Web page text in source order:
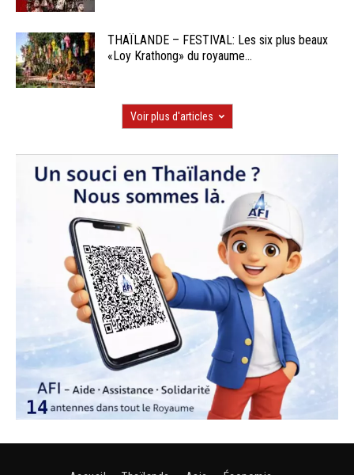
THAÏLANDE – FESTIVAL: Les six plus beaux
«Loy Krathong» du royaume...
Voir plus d'articles